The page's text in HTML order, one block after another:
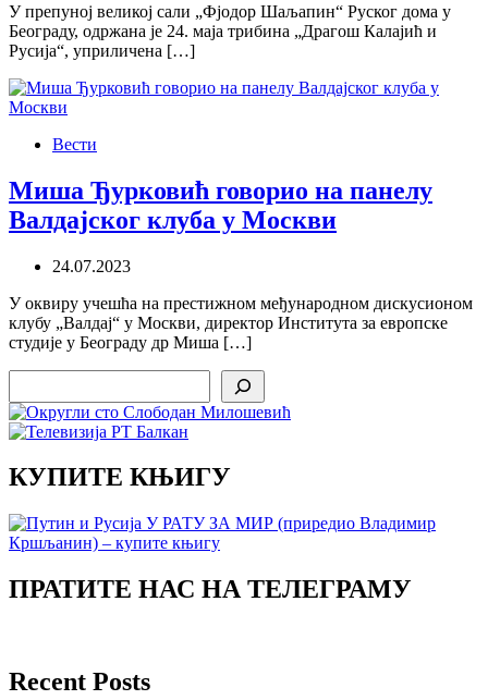
У препуној великој сали „Фјодор Шаљапин“ Руског дома у
Београду, одржана је 24. маја трибина „Драгош Калајић и
Русија“, уприличена […]
Вести
Миша Ђурковић говорио на панелу
Валдајског клуба у Москви
24.07.2023
У оквиру учешћа на престижном међународном дискусионом
клубу „Валдај“ у Москви, директор Института за европске
студије у Београду др Миша […]
КУПИТЕ КЊИГУ
ПРАТИТЕ НАС НА ТЕЛЕГРАМУ
Recent Posts